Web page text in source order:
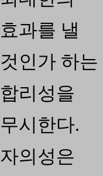
효과를 낼
것인가 하는
합리성을
무시한다.
자의성은
훼손시키는
일은 잘못된
것이다.
자유란 자유의
존재를 보장해